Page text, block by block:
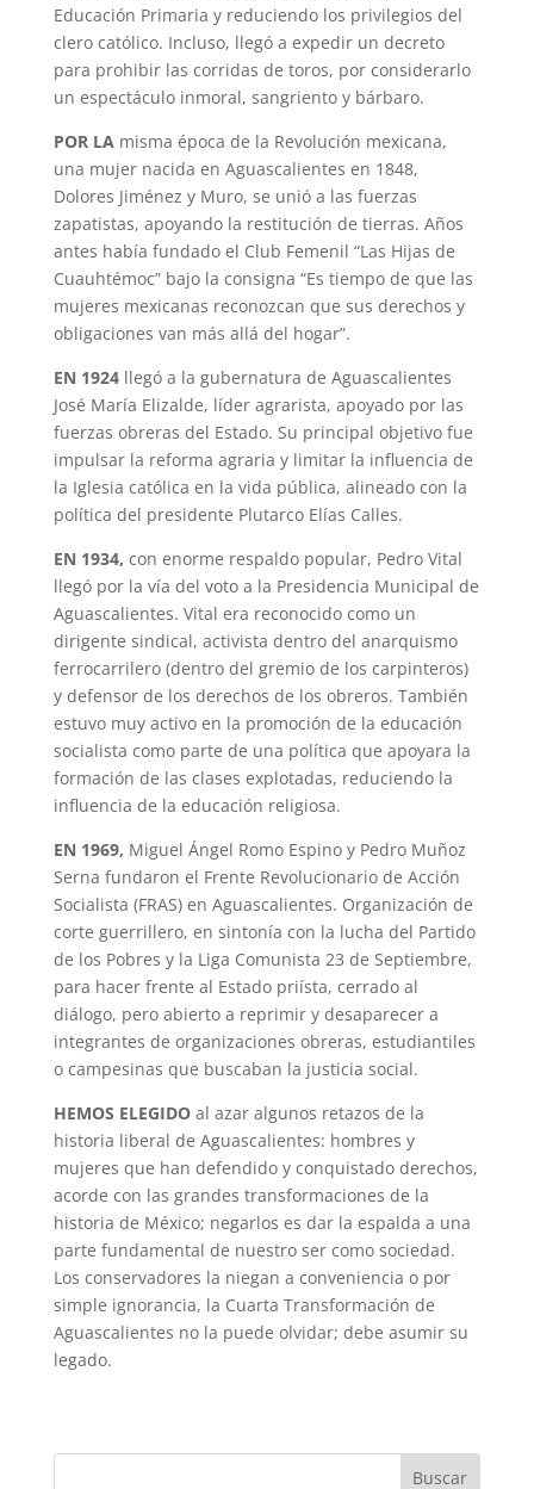
Educación Primaria y reduciendo los privilegios del
clero católico. Incluso, llegó a expedir un decreto
para prohibir las corridas de toros, por considerarlo
un espectáculo inmoral, sangriento y bárbaro.
POR LA misma época de la Revolución mexicana,
una mujer nacida en Aguascalientes en 1848,
Dolores Jiménez y Muro, se unió a las fuerzas
zapatistas, apoyando la restitución de tierras. Años
antes había fundado el Club Femenil “Las Hijas de
Cuauhtémoc” bajo la consigna “Es tiempo de que las
mujeres mexicanas reconozcan que sus derechos y
obligaciones van más allá del hogar”.
EN 1924llegó a la gubernatura de Aguascalientes
José María Elizalde, líder agrarista, apoyado por las
fuerzas obreras del Estado. Su principal objetivo fue
impulsar la reforma agraria y limitar la influencia de
la Iglesia católica en la vida pública, alineado con la
política del presidente Plutarco Elías Calles.
EN 1934, con enorme respaldo popular, Pedro Vital
llegó por la vía del voto a la Presidencia Municipal de
Aguascalientes. Vital era reconocido como un
dirigente sindical, activista dentro del anarquismo
ferrocarrilero (dentro del gremio de los carpinteros)
y defensor de los derechos de los obreros. También
estuvo muy activo en la promoción de la educación
socialista como parte de una política que apoyara la
formación de las clases explotadas, reduciendo la
influencia de la educación religiosa.
EN 1969, Miguel Ángel Romo Espino y Pedro Muñoz
Serna fundaron el Frente Revolucionario de Acción
Socialista (FRAS) en Aguascalientes. Organización de
corte guerrillero, en sintonía con la lucha del Partido
de los Pobres y la Liga Comunista 23 de Septiembre,
para hacer frente al Estado priísta, cerrado al
diálogo, pero abierto a reprimir y desaparecer a
integrantes de organizaciones obreras, estudiantiles
o campesinas que buscaban la justicia social.
HEMOS ELEGIDOal azar algunos retazos de la
historia liberal de Aguascalientes: hombres y
mujeres que han defendido y conquistado derechos,
acorde con las grandes transformaciones de la
historia de México; negarlos es dar la espalda a una
parte fundamental de nuestro ser como sociedad.
Los conservadores la niegan a conveniencia o por
simple ignorancia, la Cuarta Transformación de
Aguascalientes no la puede olvidar; debe asumir su
legado.
Buscar